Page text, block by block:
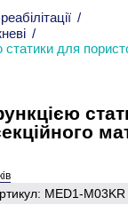
/
/
для
MED1-M03KR